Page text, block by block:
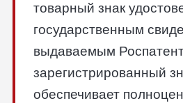
товарный знак
государственным
выдаваемым
зарегистрированный
обеспечивает